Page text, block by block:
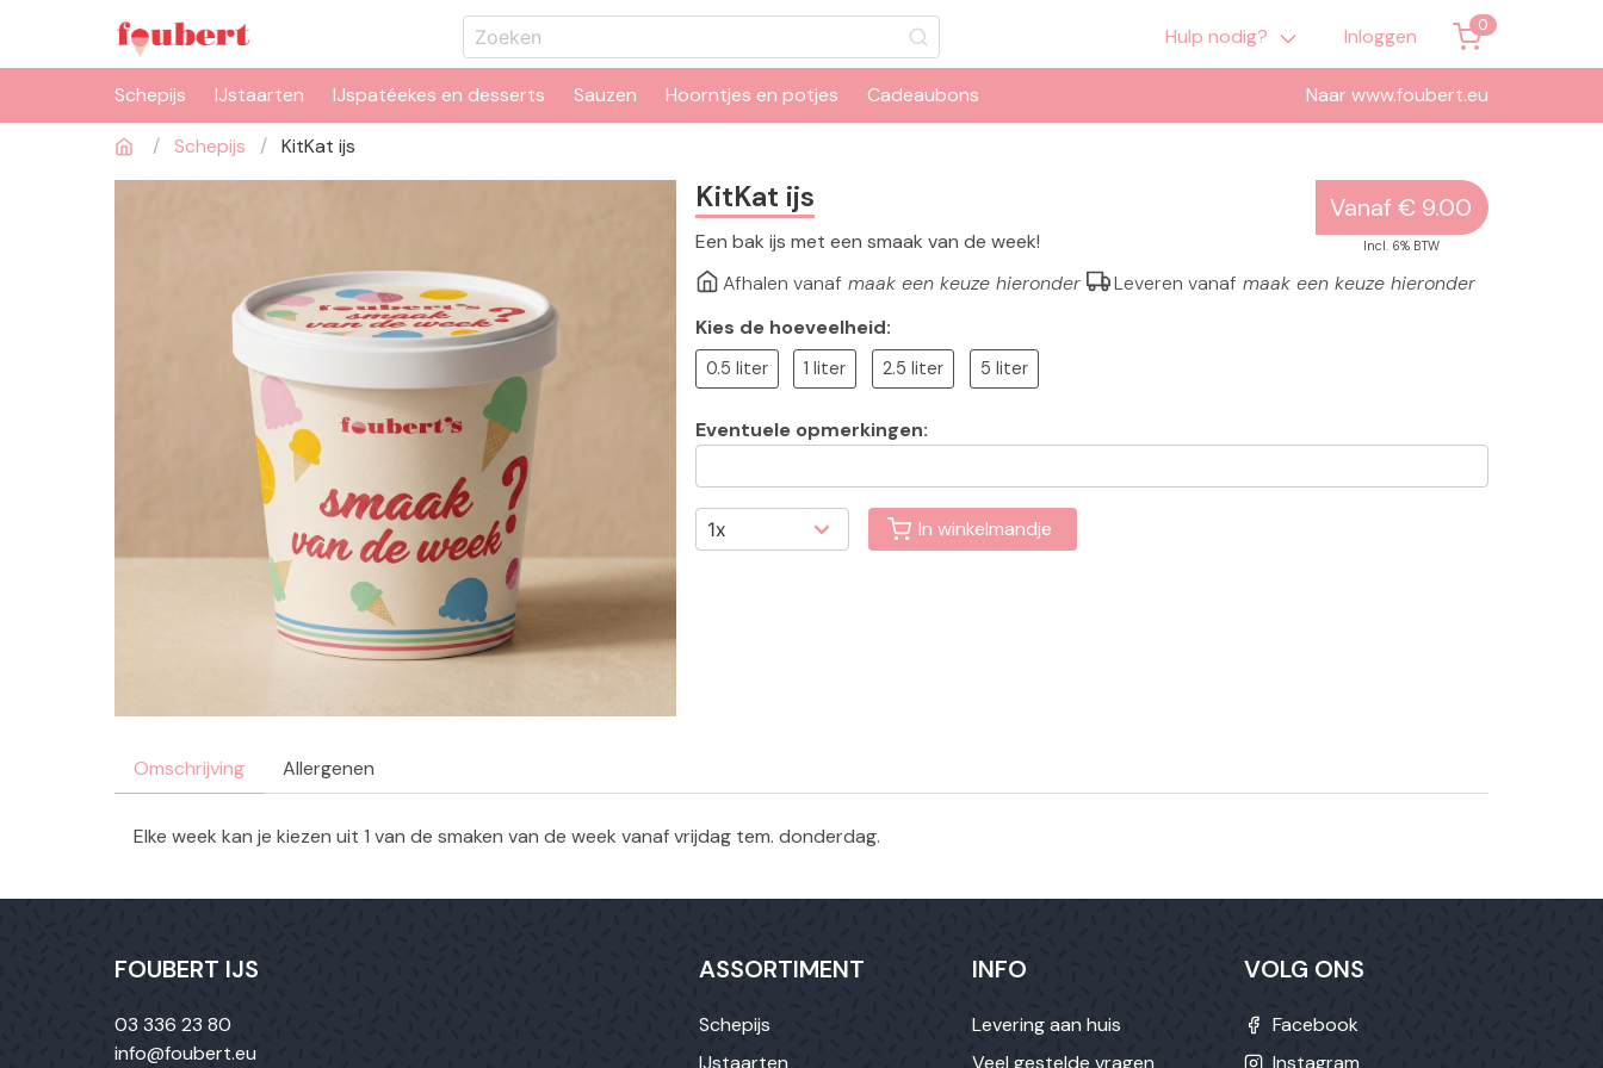
Hulp nodig? Inloggen
Schepijs IJstaarten IJspatéekes en desserts Sauzen Hoorntjes en potjes Cadeaubons Naar www.foubert.eu
Schepijs KitKat ijs
KitKat ijs
Een bak ijs met een smaak van de week!
Vanaf € 9.00
Incl. 6% BTW
Afhalen vanaf maak een keuze hieronder Leveren vanaf maak een keuze hieronder
Kies de hoeveelheid:
0.5 liter 1 liter 2.5 liter 5 liter
Eventuele opmerkingen:
In winkelmandje
Omschrijving Allergenen
Elke week kan je kiezen uit 1 van de smaken van de week vanaf vrijdag tem. donderdag.
FOUBERT IJS
03 336 23 80
info@foubert.eu
ASSORTIMENT
Schepijs
IJstaarten
INFO
Levering aan huis
Veel gestelde vragen
VOLG ONS
Facebook
Instagram